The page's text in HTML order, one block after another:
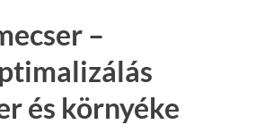
–
és környéke